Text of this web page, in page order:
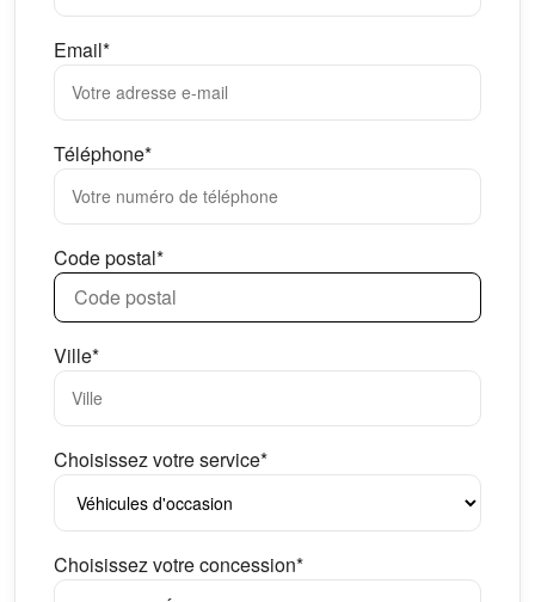
Email*
Téléphone*
Code postal*
Ville*
Choisissez votre service*
Choisissez votre concession*